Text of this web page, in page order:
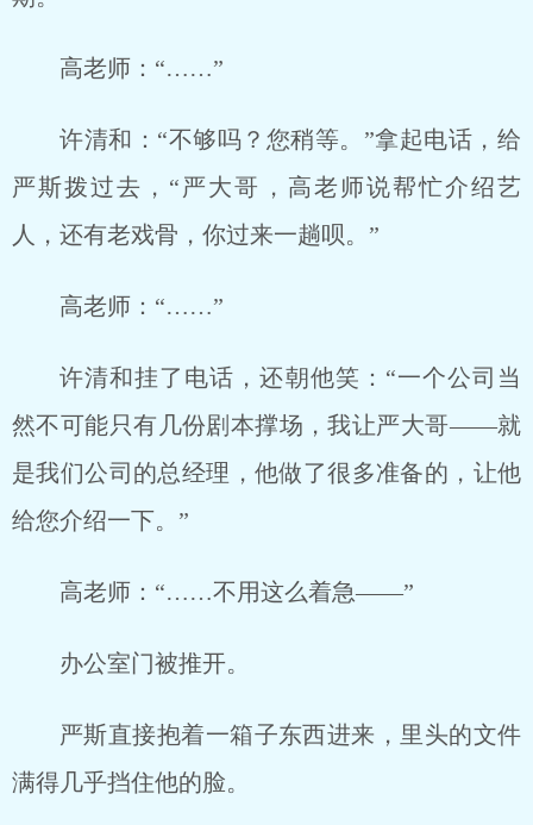
高老师：“……”
许清和：“不够吗？您稍等。”拿起电话，给
严斯拨过去，“严大哥，高老师说帮忙介绍艺
人，还有老戏骨，你过来一趟呗。”
高老师：“……”
许清和挂了电话，还朝他笑：“一个公司当
然不可能只有几份剧本撑场，我让严大哥——就
是我们公司的总经理，他做了很多准备的，让他
给您介绍一下。”
高老师：“……不用这么着急——”
办公室门被推开。
严斯直接抱着一箱子东西进来，里头的文件
满得几乎挡住他的脸。